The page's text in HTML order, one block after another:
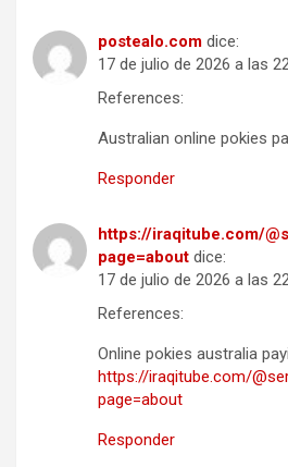
postealo.com dice:
17 de julio de 2026 a las
References:
Australian online pokies
Responder
https://iraqitube.com/
page=about dice:
17 de julio de 2026 a las
References:
Online pokies australia
https://iraqitube.com/
page=about
Responder